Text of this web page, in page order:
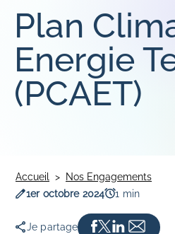
Innovation
Le cercle entreprise pour le
Politique mobilité transport
NOS FORMATIONS
Maintenance
L'EXPÉRIENCE KEOLIS RENNES
Nos offres d'emplois
Plan
Energie
(PCAET)
Accueil
Nos Engagements
Date de publication
1er octobre 2024 Temps de
1 min
Je partage